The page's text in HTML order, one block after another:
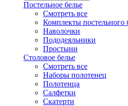
Постельное белье
Смотреть все
Комплекты постельного
Наволочки
Пододеяльники
Простыни
Столовое белье
Смотреть все
Наборы полотенец
Полотенца
Салфетки
Скатерти